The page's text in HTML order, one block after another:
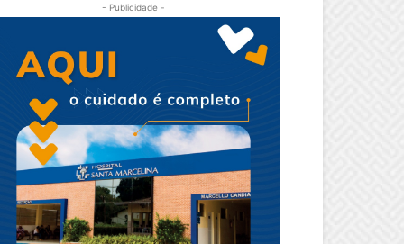
- Publicidade -